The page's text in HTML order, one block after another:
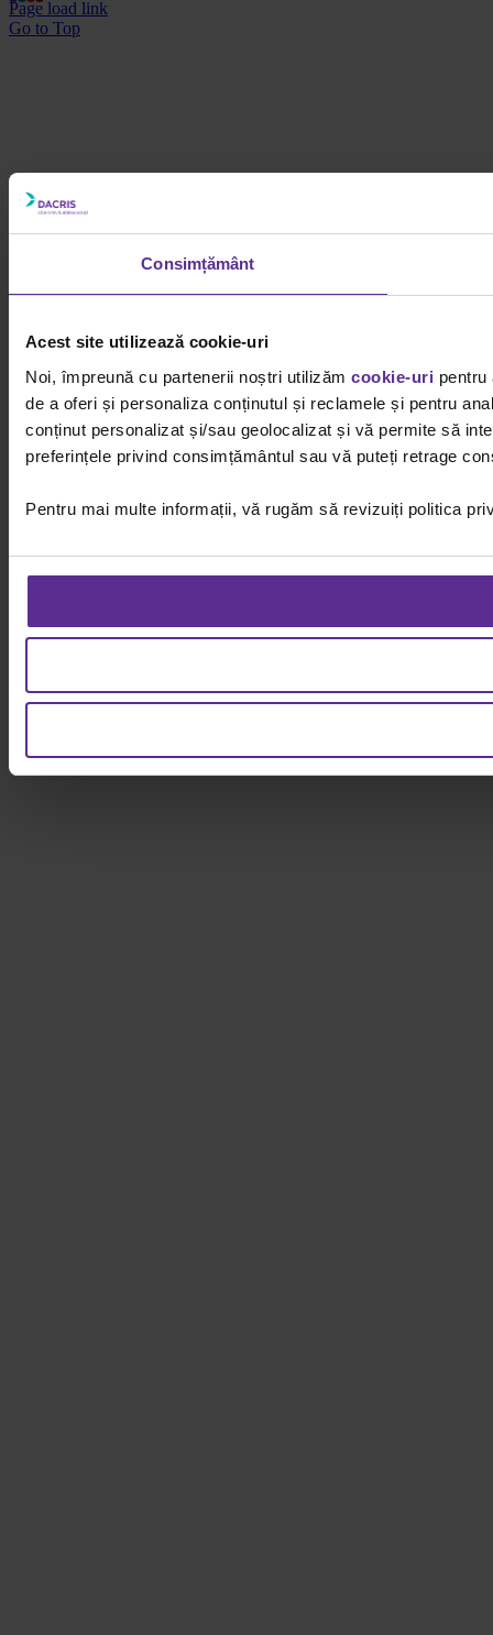
Consimțământ
Acest site utilizează cookie-uri
Noi, împreună cu partenerii noștri utilizăm cookie-uri
de a oferi și personaliza conținutul și reclamele și pentru
conținut personalizat și/sau geolocalizat și vă permite să
preferințele privind consimțământul sau vă puteți retrage
Pentru mai multe informații, vă rugăm să revizuiți politica
Page load link
Go to Top